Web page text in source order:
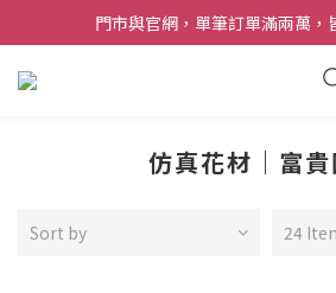
夏日購花福利．消費不限金額【贈
門市與官網，單筆訂單滿兩萬，
夏日購花福利．消費不限金額【贈
仿真花材｜富
Sort by 24